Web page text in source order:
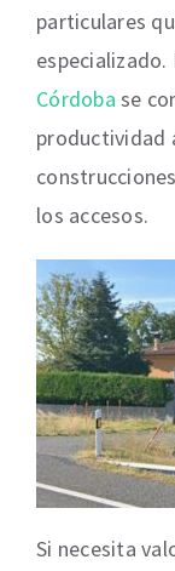
particulares
especializado.
Córdoba se
productividad
los accesos.
Si necesita